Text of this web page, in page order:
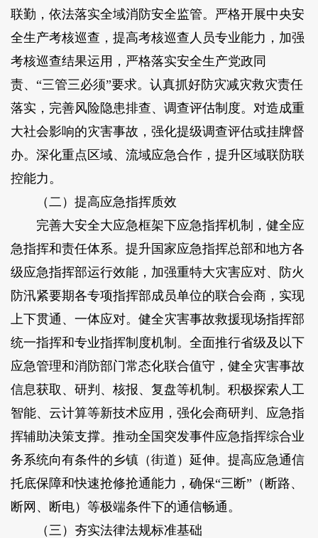
联勤，依法落实全域消防安全监管。严格开展中央安
全生产考核巡查，提高考核巡查人员专业能力，加强
考核巡查结果运用，严格落实安全生产党政同
责、“三管三必须”要求。认真抓好防灾减灾救灾责任
落实，完善风险隐患排查、调查评估制度。对造成重
大社会影响的灾害事故，强化提级调查评估或挂牌督
办。深化重点区域、流域应急合作，提升区域联防联
控能力。
（二）提高应急指挥质效
完善大安全大应急框架下应急指挥机制，健全应
急指挥和责任体系。提升国家应急指挥总部和地方各
级应急指挥部运行效能，加强重特大灾害应对、防火
防汛紧要期各专项指挥部成员单位的联合会商，实现
上下贯通、一体应对。健全灾害事故救援现场指挥部
统一指挥和专业指挥制度机制。全面推行省级及以下
应急管理和消防部门常态化联合值守，健全灾害事故
信息获取、研判、核报、复盘等机制。积极探索人工
智能、云计算等新技术应用，强化会商研判、应急指
挥辅助决策支撑。推动全国突发事件应急指挥综合业
务系统向有条件的乡镇（街道）延伸。提高应急通信
托底保障和快速抢修抢通能力，确保“三断”（断路、
断网、断电）等极端条件下的通信畅通。
（三）夯实法律法规标准基础